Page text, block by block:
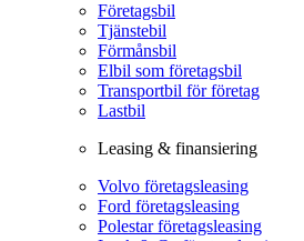
Företagsbil
Tjänstebil
Förmånsbil
Elbil som företagsbil
Transportbil för företag
Lastbil
Leasing & finansiering
Volvo företagsleasing
Ford företagsleasing
Polestar företagsleasing